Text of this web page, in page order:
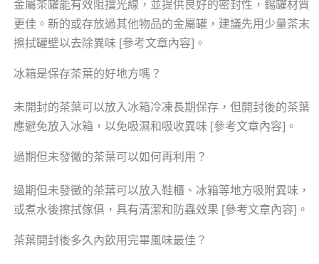
金屬茶罐能有效阻擋光線，並提供良好的密封性，錫罐材質
更佳。新的或存放過其他物品的金屬罐，建議先用少量茶末
擦拭罐壁以去除異味 [參考文章內容]。
冰箱是保存茶葉的好地方嗎？
未開封的茶葉可以放入冰箱冷凍長期保存，但開封後的茶葉
應避免放入冰箱，以免吸濕和吸收異味 [參考文章內容]。
過期但未發黴的茶葉可以如何再利用？
過期但未發黴的茶葉可以放入鞋櫃、冰箱等地方吸附異味，
或煮水後擦拭傢俱，具有清潔和防蟲效果 [參考文章內容]。
茶葉開封後多久內飲用完畢風味最佳？